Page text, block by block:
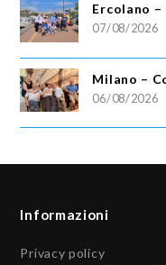
Ercolano
07/08/2026
Milano –
06/08/2026
Informazioni
Privacy policy